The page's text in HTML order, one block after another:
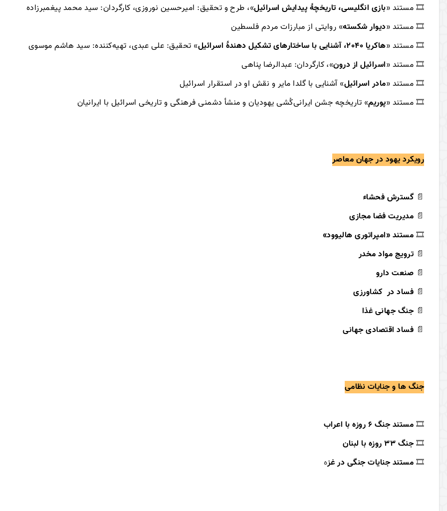
🎞 مستند «بازی انگلیسی، تاریخچۀ پیدایش اسرائیل»، طرح و تحقیق: امیرحسین نوروزی، کارگردان: سید محمد پیغمبرزاده
🎞 مستند «دیوار شکسته» روایتی از مبارزات مردم فلسطین
🎞 مستند «هاکریا 2040، آشنایی با ساختارهای تشکیل دهندۀ اسرائیل
» تحقیق: علی عبدی، تهیه‌کننده: سید هاشم موسوی
🎞 مستند «اسرائیل از درون»، کارگردان: عبدالرضا پناهی
🎞 مستند «مادر اسرائیل» آشنایی با گلدا مایر و نقش او در استقرار اسرائیل
🎞 مستند «پوریم» تاریخچه جشن ایرانی‌کُشی یهودیان و منشأ دشمنی فرهنگی و تاریخی اسرائیل با ایرانیان
رویکرد یهود در جهان معاصر
📄 گسترش فحشاء
📄 مدیریت فضا مجازی
🎞 مستند «امپراتوری هالیوود»
📄 ترویج مواد مخدر
📄 صنعت دارو
📄 فساد در کشاورزی
📄 جنگ جهانی غذا
📄 فساد اقتصادی جهانی
جنگ ها و جنایات نظامی
🎞 مستند جنگ 6 روزه با اعراب
🎞 جنگ 33 روزه با لبنان
🎞 مستند جنایات جنگی در غزه